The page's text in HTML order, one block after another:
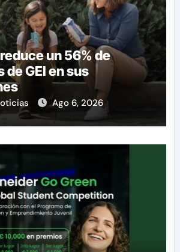
un 56% de
GEI en sus
Ago 6, 2026